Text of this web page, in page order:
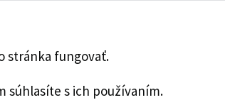
stránka fungovať.
súhlasíte s ich používaním.